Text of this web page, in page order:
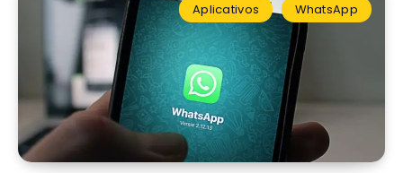
Aplicativos WhatsApp